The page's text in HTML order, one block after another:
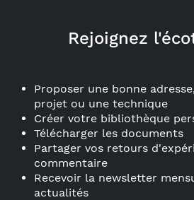
Rejoignez
Proposer une bonne
projet ou une technique
Créer votre bibliothèque
Télécharger les documents
Partager vos retours
commentaire
Recevoir la newsletter
actualités